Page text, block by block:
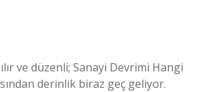
ve düzenli; Sanayi Devrimi Hangi
derinlik biraz geç geliyor.